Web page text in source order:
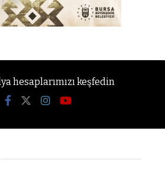
hesaplarımızı keşfedin